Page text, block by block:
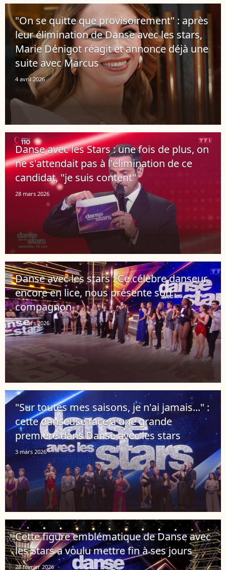
"On se quitte que provisoirement" : après
leur élimination de Danse avec les stars,
Marie Dénigot réagit et annonce déjà une
suite avec Marcus
4 avril 2026
Danse avec les Stars : une fois de plus, on
ne s'attendait pas à l'élimination de ce
candidat, "je suis content"
28 mars 2026
Danse avec les stars : Ce célèbre danseur,
encore en lice, nous présente son
compagnon
17 mars 2026
"Sur toutes mes saisons, je n'ai jamais..." :
cette danseuse face à une grande
première dans Danse avec les stars
3 mars 2026
Cette figure emblématique de Danse avec
les Stars a voulu mettre fin à ses jours
28 février 2026